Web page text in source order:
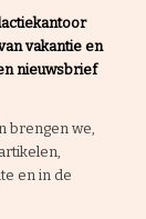
vakantie en
nieuwsbrief
brengen we,
en in de